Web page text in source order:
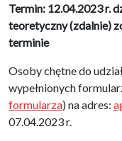
Termin: 12.04.2023 r.
teoretyczny (zdalnie)
terminie
Osoby chętne do
wypełnionych
formularza) na adres:
07.04.2023 r.